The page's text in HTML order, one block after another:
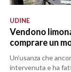
UDINE
Vendono
comprare un
Un’usanza che
intervenuta e ha